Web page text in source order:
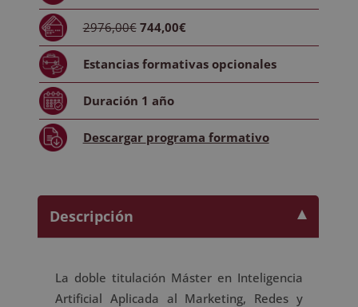
en
GEO
AEO
Marketing
5.0
-
Titulación
-
2976,00€ 744,00€
Estancias formativasopcionales
Duración 1 año
Descargar programa formativo
Descripción
La doble titulación Máster en Inteligencia
Artificial Aplicada al Marketing, Redes y